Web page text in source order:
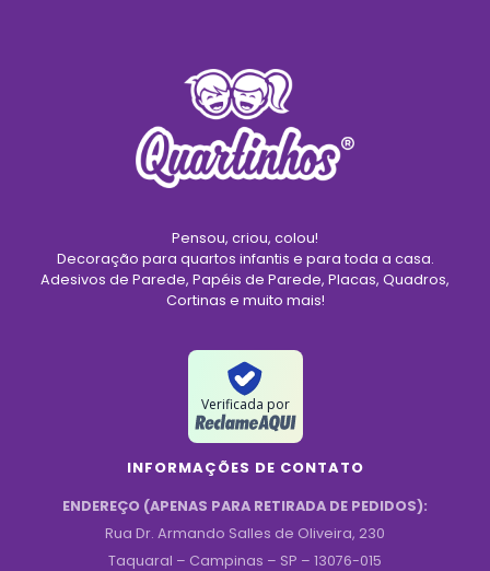
Pensou, criou, colou!
Decoração para quartos infantis e para toda a casa.
Adesivos de Parede, Papéis de Parede, Placas, Quadros,
Cortinas e muito mais!
Verificada por
INFORMAÇÕES DE CONTATO
ENDEREÇO (APENAS PARA RETIRADA DE PEDIDOS):
Rua Dr. Armando Salles de Oliveira, 230
Taquaral – Campinas – SP – 13076-015